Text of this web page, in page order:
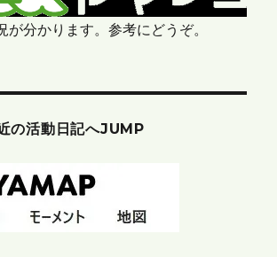
が分かります。参考にどうぞ。
の活動日記へJUMP